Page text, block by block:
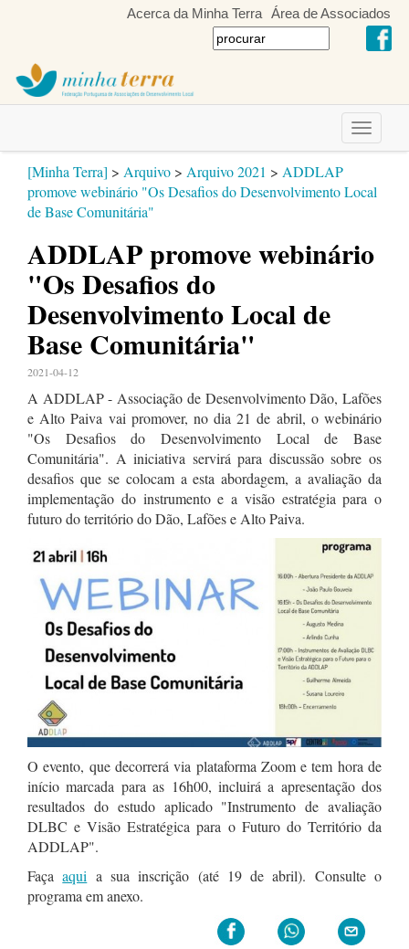
Acerca da Minha Terra Área de Associados
Toggle
[Minha Terra] > Arquivo > Arquivo 2021 > ADDLAP
promove webinário "Os Desafios do Desenvolvimento Local
de Base Comunitária"
ADDLAP promove webinário
"Os Desafios do
Desenvolvimento Local de
Base Comunitária"
2021-04-12
A ADDLAP - Associação de Desenvolvimento Dão, Lafões
e Alto Paiva vai promover, no dia 21 de abril, o webinário
"Os Desafios do Desenvolvimento Local de Base
Comunitária". A iniciativa servirá para discussão sobre os
desafios que se colocam a esta abordagem, a avaliação da
implementação do instrumento e a visão estratégia para o
futuro do território do Dão, Lafões e Alto Paiva.
O evento, que decorrerá via plataforma Zoom e tem hora de
início marcada para as 16h00, incluirá a apresentação dos
resultados do estudo aplicado "Instrumento de avaliação
DLBC e Visão Estratégica para o Futuro do Território da
ADDLAP".
Façaaqui a sua inscrição (até 19 de abril). Consulte o
programa em anexo.